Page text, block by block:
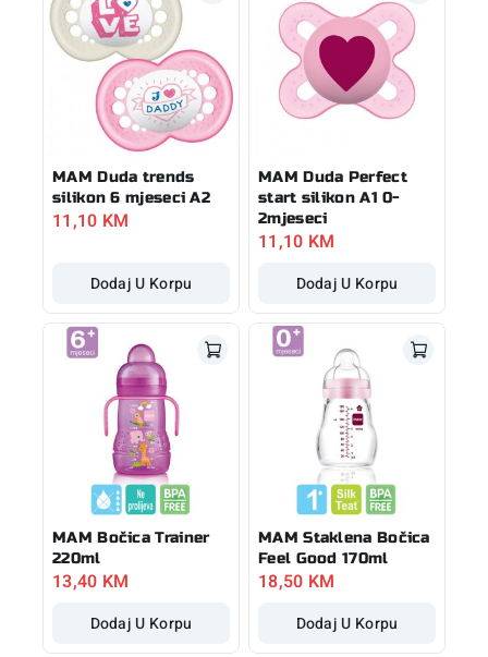
MAM Duda trends
silikon 6 mjeseci A2
11,10 KM
Dodaj U Korpu
MAM Duda Perfect
start silikon A1 0-
2mjeseci
11,10 KM
Dodaj U Korpu
MAM Bočica Trainer
220ml
13,40 KM
Dodaj U Korpu
MAM Staklena Bočica
Feel Good 170ml
18,50 KM
Dodaj U Korpu